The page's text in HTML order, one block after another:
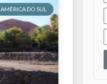
AMÉRICA DO SUL